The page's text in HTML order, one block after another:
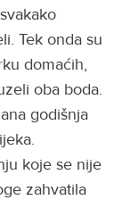
Tek onda su
domaćih,
oba boda.
godišnja
koje se nije
zahvatila